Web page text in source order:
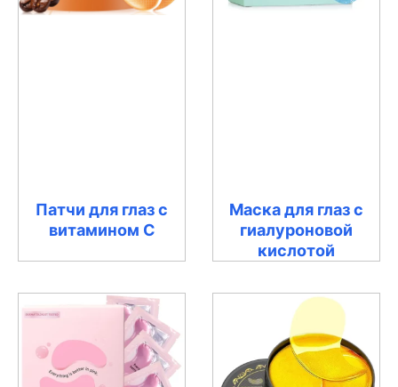
Патчи для глаз с
витамином С
Маска для глаз с
гиалуроновой
кислотой